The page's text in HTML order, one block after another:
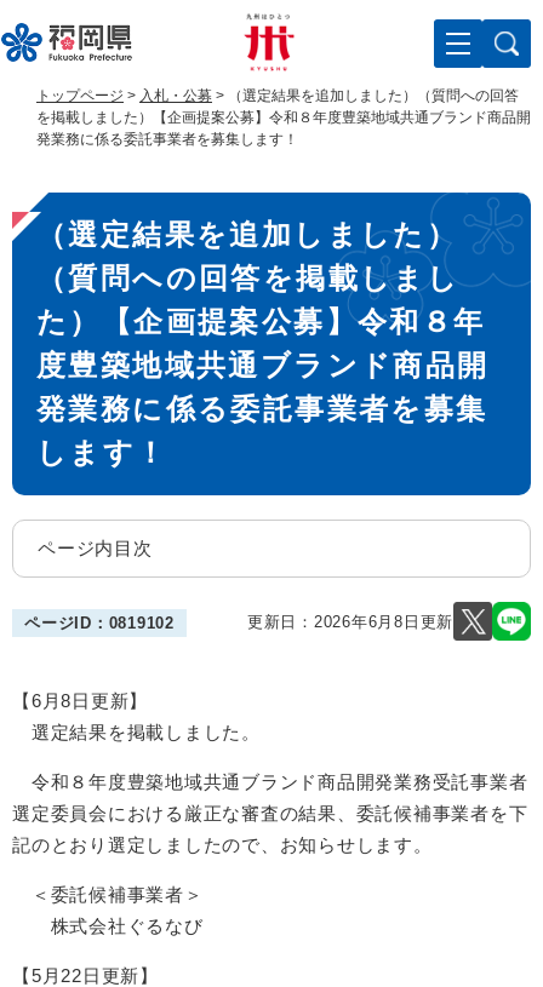
ー
ジ
。
ニ
ュ
て
本
トップページ > 入札・公募 >
（選定結果を追加しました）（質問への回答
を掲載しました）【企画提案公募】令和８年度豊築地域共通ブランド商品開
発業務に係る委託事業者を募集します！
本
文
（選定結果を追加しました）
（質問への回答を掲載しまし
た）【企画提案公募】令和８年
度豊築地域共通ブランド商品開
発業務に係る委託事業者を募集
します！
ページ内目次
ページID：0819102 更新日：2026年6月8日更新
【6月8日更新】
選定結果を掲載しました。
令和８年度豊築地域共通ブランド商品開発業務受託事業者
選定委員会における厳正な審査の結果、委託候補事業者を下
記のとおり選定しましたので、お知らせします。
＜委託候補事業者＞
株式会社ぐるなび
【5月22日更新】